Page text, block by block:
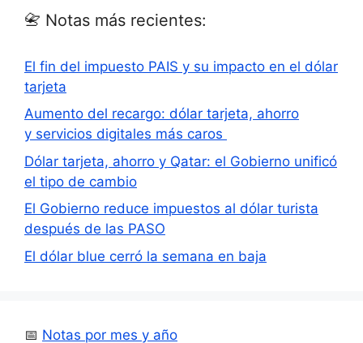
📇 Notas más recientes:
El fin del impuesto PAIS y su impacto en el dólar
tarjeta
Aumento del recargo: dólar tarjeta, ahorro
y servicios digitales más caros
Dólar tarjeta, ahorro y Qatar: el Gobierno unificó
el tipo de cambio
El Gobierno reduce impuestos al dólar turista
después de las PASO
El dólar blue cerró la semana en baja
📅 Notas por mes y año